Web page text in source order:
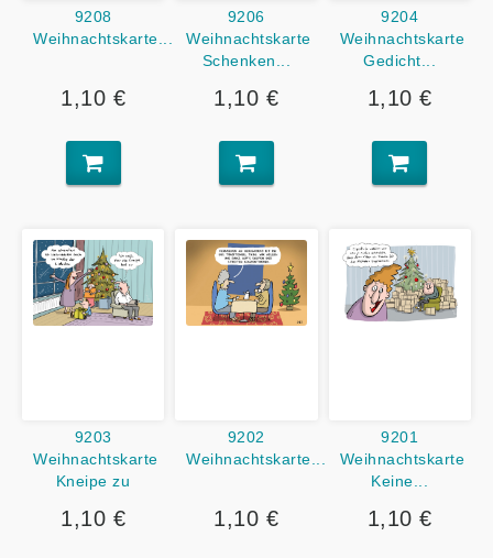
9208
Weihnachtskarte...
1,10 €
9206
Weihnachtskarte
Schenken...
1,10 €
9204
Weihnachtskarte
Gedicht...
1,10 €
9203
Weihnachtskarte
Kneipe zu
1,10 €
9202
Weihnachtskarte...
1,10 €
9201
Weihnachtskarte
Keine...
1,10 €